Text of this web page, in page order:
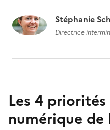
Stéphanie
Directrice
Les 4
numérique de